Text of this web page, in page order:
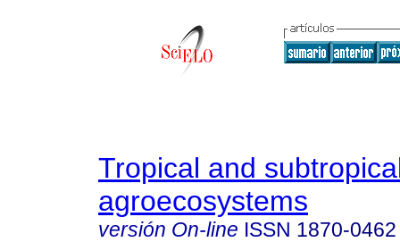
Tropical and
agroecosystems
versión On-line ISSN 1870-0462